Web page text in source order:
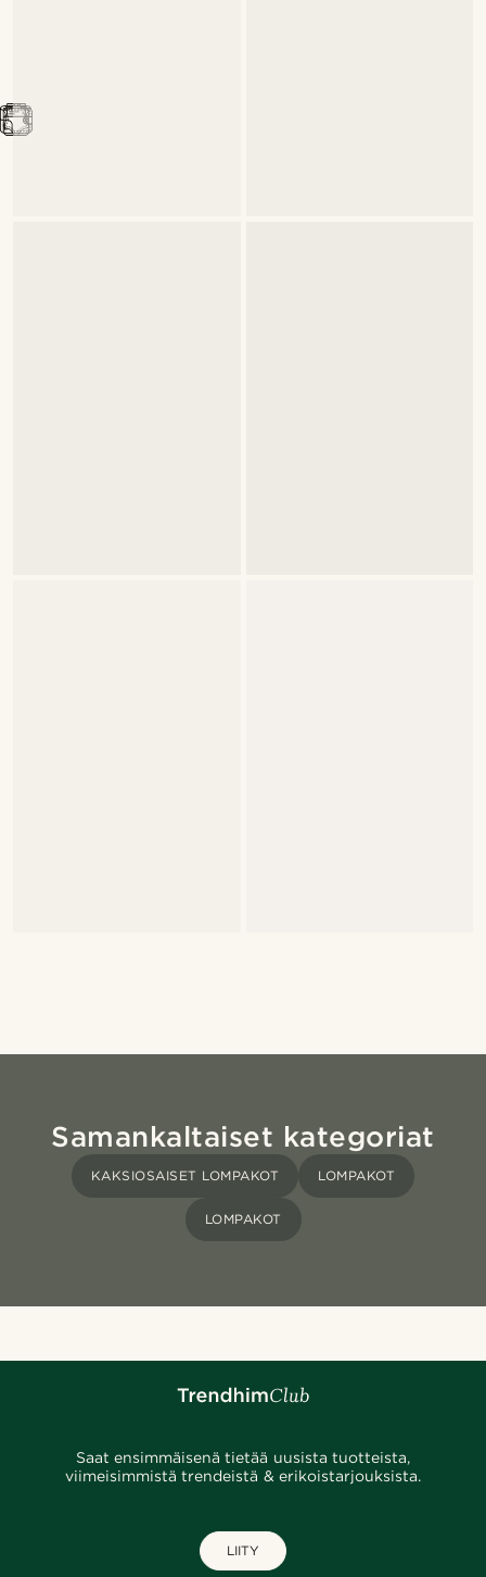
Samankaltaiset kategoriat
KAKSIOSAISET LOMPAKOT LOMPAKOT
LOMPAKOT
Saat ensimmäisenä tietää uusista tuotteista,
viimeisimmistä trendeistä & erikoistarjouksista.
LIITY